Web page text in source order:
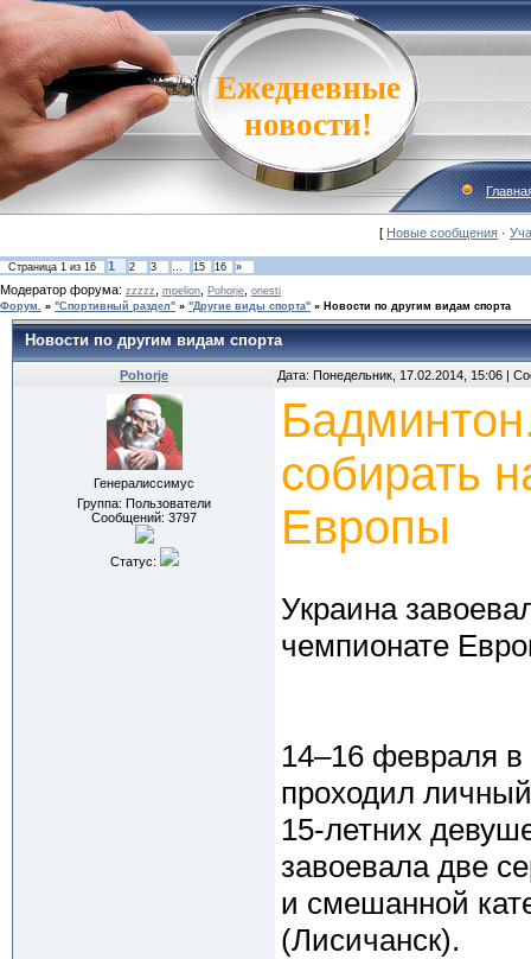
Ежедневные
новости!
[ Новые сообщения ·
Страница 1 из 16 1 2 3 … 15 16 »
Модератор форума: zzzzz mpelion Pohorje onesti
Форум. » "Спортивный раздел" » "Другие виды спорта" » Новости по другим видам спорта
Новости по другим видам спорта
Pohorje Дата: Понедельник, 17.02.2014, 15:06 |
Генералиссимус
Группа: Пользователи
Сообщений: 3797
Статус:
собирать
Европы
Украина
чемпионате
14–16 февраля
проходил
15-летних
завоевала две
и смешанной
(Лисичанск).